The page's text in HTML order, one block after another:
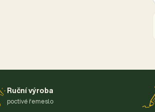
Ruční výroba
poctivé řemeslo